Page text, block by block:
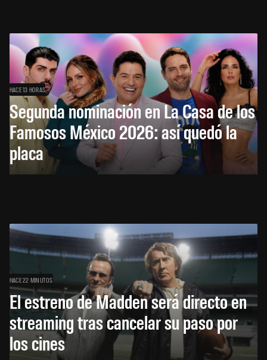
HACE 13 HORAS
Segunda nominación en La Casa de los
Famosos México 2026: así quedó la
placa
HACE 22 MINUTOS
El estreno de Madden será directo en
streaming tras cancelar su paso por
los cines